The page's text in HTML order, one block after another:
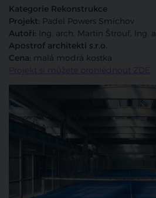
Kategorie Rekonstrukce
Projekt: Padel Powers Smíchov
Autoři: Ing. arch. Martin Štrouf, Ing.
Apostrof architekti s.r.o.
Cena: malá modrá kostka
Projekt si můžete prohlédnout ZDE